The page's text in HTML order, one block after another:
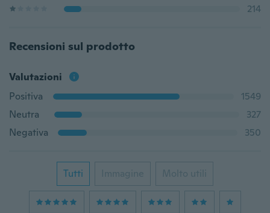
214
Recensioni sul prodotto
Valutazioni
Positiva
1549
Neutra
327
Negativa
350
Tutti Immagine Molto utili